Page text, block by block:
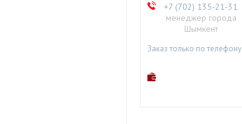
+7 (702) 135-21-31
менеджер города
Шымкент
Заказ только по телефону